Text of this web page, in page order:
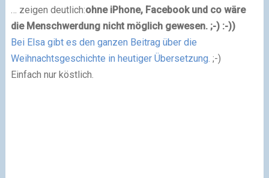
… zeigen deutlich:ohne iPhone, Facebookund co wäre
die Menschwerdung nicht möglich gewesen. ;-) :-))
Bei Elsa gibt es den ganzen Beitrag über die
Weihnachtsgeschichte in heutiger Übersetzung. ;-)
Einfach nur köstlich.